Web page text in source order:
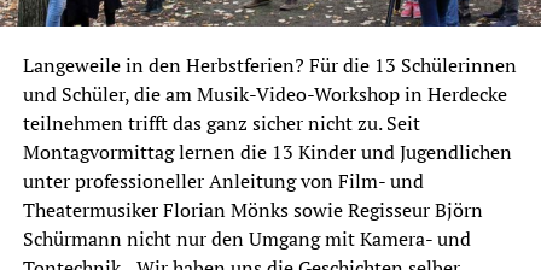
Langeweile in den Herbstferien? Für die 13 Schülerinnen
und Schüler, die am Musik-Video-Workshop in Herdecke
teilnehmen trifft das ganz sicher nicht zu. Seit
Montagvormittag lernen die 13 Kinder und Jugendlichen
unter professioneller Anleitung von Film- und
Theatermusiker Florian Mönks sowie Regisseur Björn
Schürmann nicht nur den Umgang mit Kamera- und